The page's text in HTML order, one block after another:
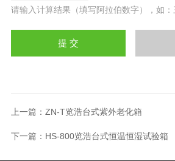
请输入计算结果（填写阿拉伯数字），如：
上一篇： ZN-T览浩台式紫外老化箱
下一篇： HS-800览浩台式恒温恒湿试验箱